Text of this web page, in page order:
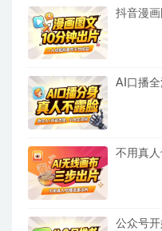
抖音漫
AI口播
不用真
公众号